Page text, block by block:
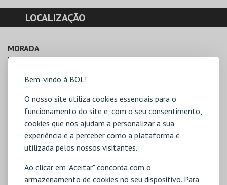
Bem-vindo à BOL!
O nosso site utiliza cookies essenciais para o
funcionamento do site e, com o seu consentimento,
cookies que nos ajudam a personalizar a sua
experiência e a perceber como a plataforma é
utilizada pelos nossos visitantes.
Ao clicar em "Aceitar" concorda com o
armazenamento de cookies no seu dispositivo. Para
LOCALIZAÇÃO
MORADA
Rua do Giestal nº133
4710-562 Adaúfe